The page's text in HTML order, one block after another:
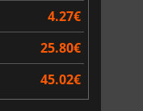
4.27€
25.80€
45.02€